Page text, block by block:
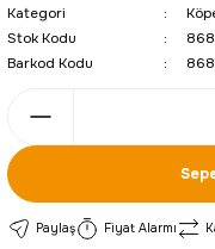
Kategori
Stok Kodu
Barkod Kodu
Paylaş Fiyat Alarmı